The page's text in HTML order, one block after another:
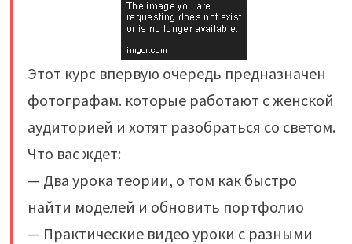
Этот курс впервую очередь предназначен
фотографам. которые работают с женской
аудиторией и хотят разобраться со светом.
Что вас ждет:
— Два урока теории, о том как быстро
найти моделей и обновить портфолио
— Практические видео уроки с разными